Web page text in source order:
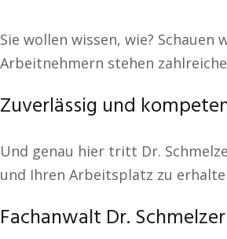
Sie wollen wissen, wie?
Arbeitnehmern stehen
Zuverlässig und
Und genau hier tritt Dr.
und Ihren Arbeitsplatz zu
Fachanwalt Dr.